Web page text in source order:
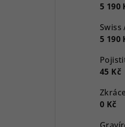
5 190
5 190
45 Kč
0 Kč